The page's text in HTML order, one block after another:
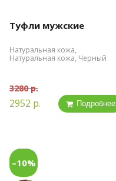
Туфли мужские
Натуральная кожа,
Натуральная кожа, Черный
3280 р.
2952 р. Подробнее
–10%